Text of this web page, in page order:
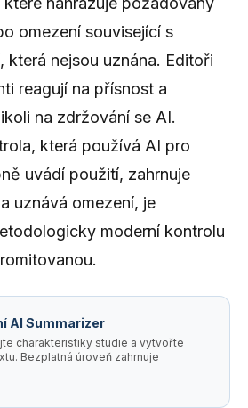
omezení související s
která nejsou uznána. Editoři
reagují na přísnost a
na zdržování se AI.
která používá AI pro
uvádí použití, zahrnuje
uznává omezení, je
moderní kontrolu
AI Summarizer
charakteristiky studie a vytvořte
Bezplatná úroveň zahrnuje